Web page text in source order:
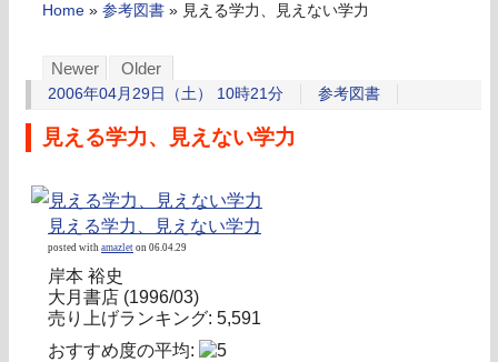
Home » 参考図書 » 見える学力、見えない学力
Newer Older
2006年04月29日（土） 10時21分 参考図書
見える学力、見えない学力
見える学力、見えない学力
posted with amazlet on 06.04.29
岸本 裕史
大月書店 (1996/03)
売り上げランキング: 5,591
おすすめ度の平均: